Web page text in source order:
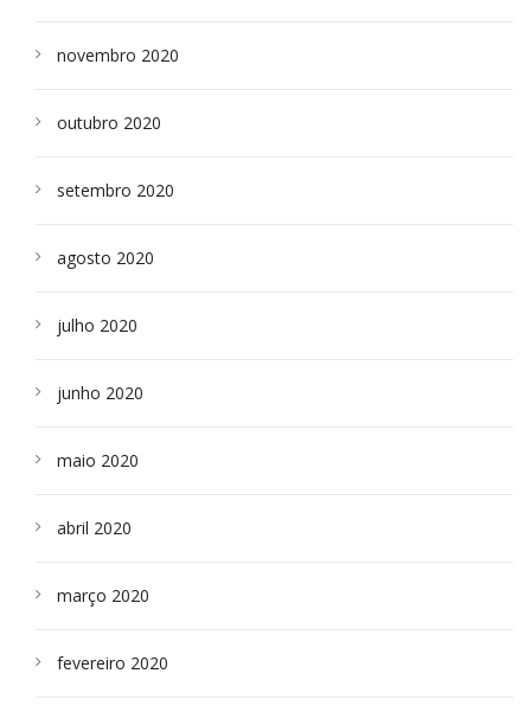
novembro 2020
outubro 2020
setembro 2020
agosto 2020
julho 2020
junho 2020
maio 2020
abril 2020
março 2020
fevereiro 2020